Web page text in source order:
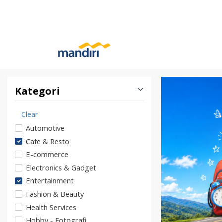
Kategori
Clear
Automotive
Cafe & Resto
E-commerce
Electronics & Gadget
Entertainment
Fashion & Beauty
Health Services